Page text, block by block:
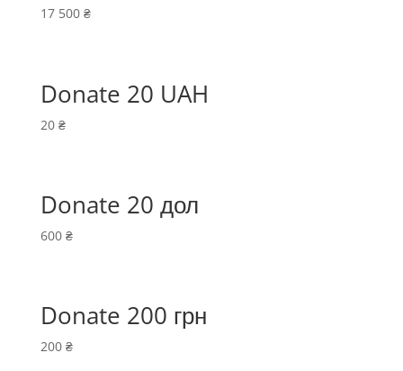
17 500 ₴
Donate 20 UAH
20 ₴
Donate 20 дол
600 ₴
Donate 200 грн
200 ₴